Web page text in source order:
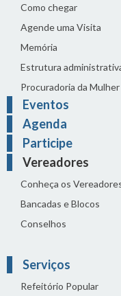
Como chegar
Agende uma Visita
Memória
Estrutura
Procuradoria da Mulher
Eventos
Agenda
Participe
Vereadores
Conheça os
Bancadas e Blocos
Conselhos
Serviços
Refeitório Popular